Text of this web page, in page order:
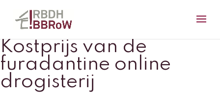
Kostprijs van de
furadantine online
drogisterij